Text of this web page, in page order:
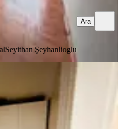
Seyithan Şeyhanlioglu
Ara
Cad Üstü Kiralık Boş
Mahallesi